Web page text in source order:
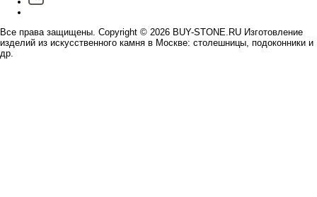
Все права защищены. Copyright © 2026 BUY-STONE.RU Изготовление
изделий из искусственного камня в Москве: столешницы, подоконники и
др.